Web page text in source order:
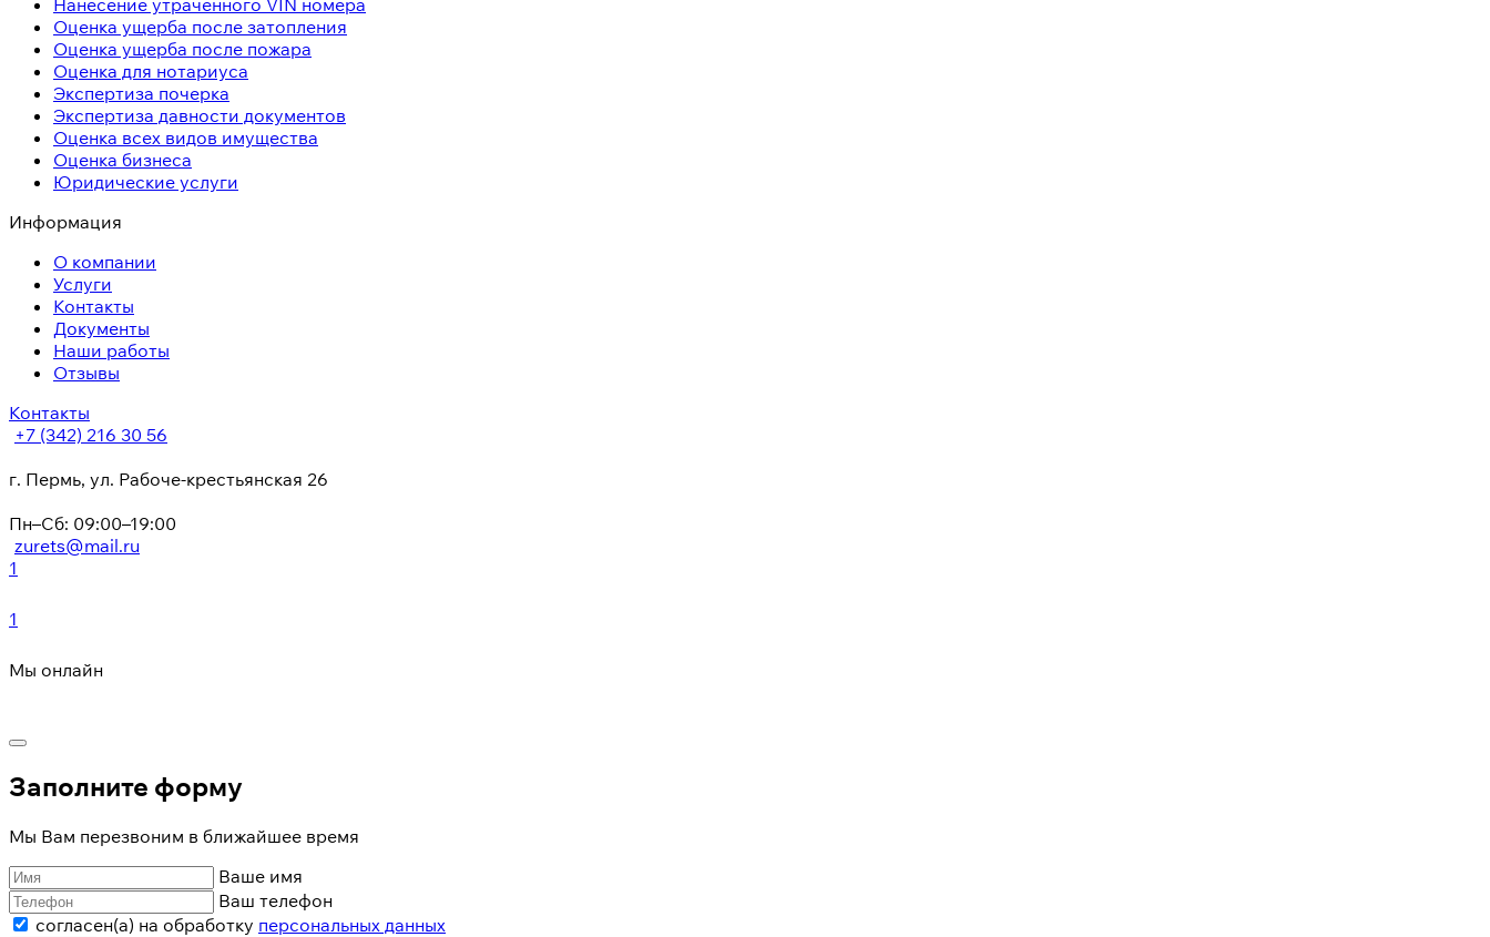
Оценка ущерба после затопления
Оценка ущерба после пожара
Оценка для нотариуса
Экспертиза почерка
Экспертиза давности документов
Оценка всех видов имущества
Оценка бизнеса
Юридические услуги
Информация
О компании
Услуги
Контакты
Документы
Наши работы
Отзывы
Контакты
+7 (342) 216 30 56
г. Пермь, ул. Рабоче-крестьянская 26
Пн–Сб: 09:00–19:00
zurets@mail.ru
1
1
Мы онлайн
Заполните форму
Мы Вам перезвоним в ближайшее время
Ваше имя
Ваш телефон
согласен(а) на обработку персональных данных